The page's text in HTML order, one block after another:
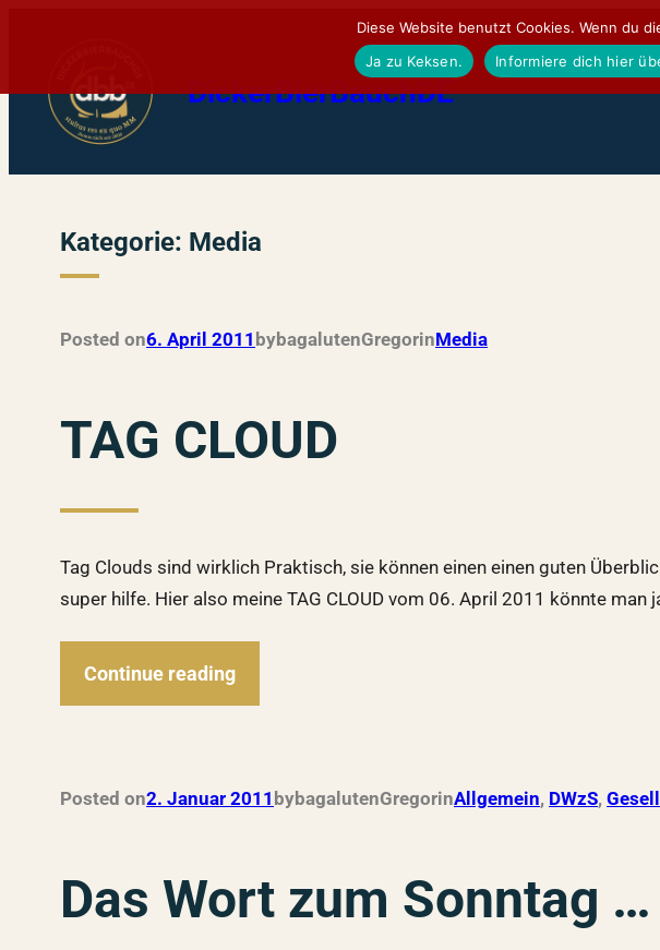
DickerBierBauchDE
Kategorie: Media
Posted on6. April 2011 bybagalutenGregorinMedia
TAG CLOUD
Tag Clouds sind wirklich Praktisch, sie können einen einen guten
super hilfe. Hier also meine TAG CLOUD vom 06. April 2011 könnte
Continue reading
Posted on2. Januar 2011 bybagalutenGregorinAllgemein, DWzS,
Das Wort zum Sonntag …
Diese Website benutzt Cookies. Wenn du
Ja zu Keksen.
Informiere dich hier